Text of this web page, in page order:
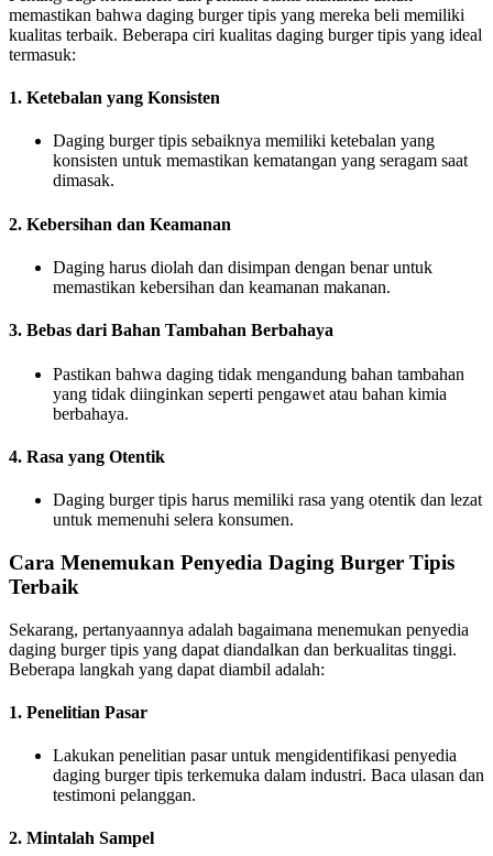
memastikan bahwa daging burger tipis yang mereka beli memiliki
kualitas terbaik. Beberapa ciri kualitas daging burger tipis yang ideal
termasuk:
1. Ketebalan yang Konsisten
Daging burger tipis sebaiknya memiliki ketebalan yang
konsisten untuk memastikan kematangan yang seragam saat
dimasak.
2. Kebersihan dan Keamanan
Daging harus diolah dan disimpan dengan benar untuk
memastikan kebersihan dan keamanan makanan.
3. Bebas dari Bahan Tambahan Berbahaya
Pastikan bahwa daging tidak mengandung bahan tambahan
yang tidak diinginkan seperti pengawet atau bahan kimia
berbahaya.
4. Rasa yang Otentik
Daging burger tipis harus memiliki rasa yang otentik dan lezat
untuk memenuhi selera konsumen.
Cara Menemukan Penyedia Daging Burger Tipis
Terbaik
Sekarang, pertanyaannya adalah bagaimana menemukan penyedia
daging burger tipis yang dapat diandalkan dan berkualitas tinggi.
Beberapa langkah yang dapat diambil adalah:
1. Penelitian Pasar
Lakukan penelitian pasar untuk mengidentifikasi penyedia
daging burger tipis terkemuka dalam industri. Baca ulasan dan
testimoni pelanggan.
2. Mintalah Sampel